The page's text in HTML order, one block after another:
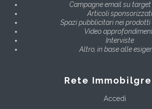
Campagne email su
Articoli sponsorizzati
Spazi pubblicitari nei
Video
Interviste
Altro, in base alle
Rete
Accedi